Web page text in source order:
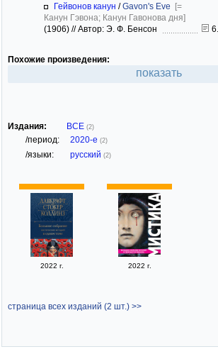
Гейвонов канун /Gavon's Eve [=
Канун Гэвона; Канун Гавонова дня]
(1906) //Автор: Э. Ф. Бенсон
Похожие произведения:
показать
Издания: ВСЕ (2)
/период: 2020-е (2)
/языки: русский (2)
2022 г. 2022 г.
страница всех изданий (2 шт.) >>